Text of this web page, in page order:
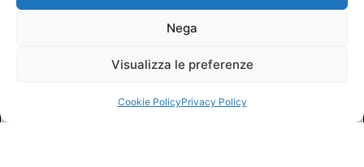
Nega
Visualizza le preferenze
Cookie PolicyPrivacy Policy